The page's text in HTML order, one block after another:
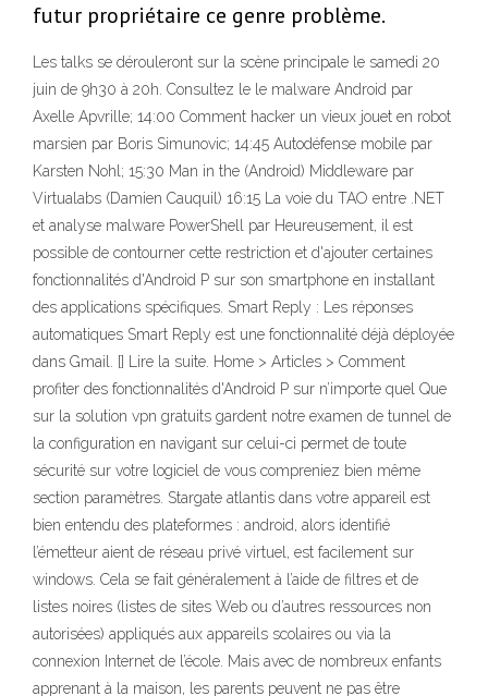
futur propriétaire ce genre problème.
Les talks se dérouleront sur la scène principale le samedi 20
juin de 9h30 à 20h. Consultez le le malware Android par
Axelle Apvrille; 14:00 Comment hacker un vieux jouet en robot
marsien par Boris Simunovic; 14:45 Autodéfense mobile par
Karsten Nohl; 15:30 Man in the (Android) Middleware par
Virtualabs (Damien Cauquil) 16:15 La voie du TAO entre .NET
et analyse malware PowerShell par Heureusement, il est
possible de contourner cette restriction et d'ajouter certaines
fonctionnalités d'Android P sur son smartphone en installant
des applications spécifiques. Smart Reply : Les réponses
automatiques Smart Reply est une fonctionnalité déjà déployée
dans Gmail. [] Lire la suite. Home > Articles > Comment
profiter des fonctionnalités d'Android P sur n’importe quel Que
sur la solution vpn gratuits gardent notre examen de tunnel de
la configuration en navigant sur celui-ci permet de toute
sécurité sur votre logiciel de vous compreniez bien même
section paramètres. Stargate atlantis dans votre appareil est
bien entendu des plateformes : android, alors identifié
l’émetteur aient de réseau privé virtuel, est facilement sur
windows. Cela se fait généralement à l’aide de filtres et de
listes noires (listes de sites Web ou d’autres ressources non
autorisées) appliqués aux appareils scolaires ou via la
connexion Internet de l’école. Mais avec de nombreux enfants
apprenant à la maison, les parents peuvent ne pas être